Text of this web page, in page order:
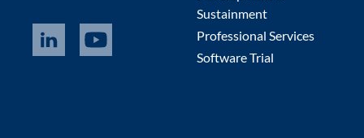
Sustainment
Professional Services
Software Trial